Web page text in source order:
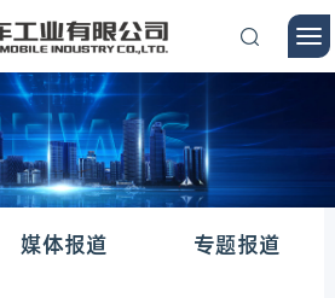
媒体报道 专题报道